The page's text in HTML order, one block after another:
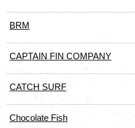
BRM
CAPTAIN FIN COMPANY
CATCH SURF
Chocolate Fish